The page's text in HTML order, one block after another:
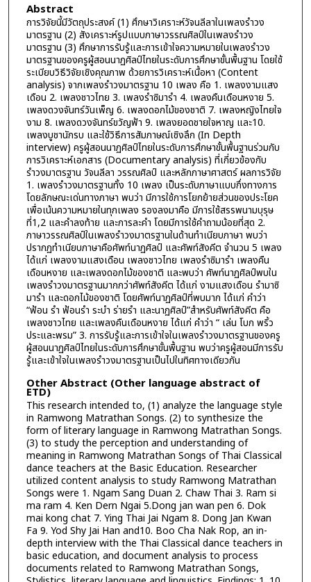
Abstract
การวิจัยนี้มีวัตถุประสงค์ (1) ศึกษาวิเคราะห์วัจนลีลาในเพลงรำวง
มาตรฐาน (2) สังเคราะห์รูปแบบภาษาวรรณศิลป์ในเพลงรำวง
มาตรฐาน (3) ศึกษาการรับรู้และการเข้าใจความหมายในเพลงรำวง
มาตรฐานของครูผู้สอนนาฏศิลป์ไทยในระดับการศึกษาขั้นพื้นฐาน โดยใช้
ระเบียบวิธีวิจัยเชิงคุณภาพ ด้วยการวิเคราะห์เนื้อหา (Content
analysis) จากเพลงรำวงมาตรฐาน 10 เพลง คือ 1. เพลงงามแสง
เดือน 2. เพลงชาวไทย 3. เพลงรำซิมารำ 4. เพลงคืนเดือนหงาย 5.
เพลงดวงจันทร์วันเพ็ญ 6. เพลงดอกไม้ของชาติ 7. เพลงหญิงไทยใจ
งาม 8. เพลงดวงจันทร์ขวัญฟ้า 9. เพลงยอดชายใจหาญ และ10.
เพลงบูชานักรบ และใช้วิธีการสัมภาษณ์เชิงลึก (In Depth
interview) ครูผู้สอนนาฏศิลป์ไทยในระดับการศึกษาขั้นพื้นฐานร่วมกับ
การวิเคราะห์เอกสาร (Documentary analysis) ที่เกี่ยวข้องกับ
รำวงมาตรฐาน วัจนลีลา วรรณศิลป์ และหลักภาษาศาสตร์ ผลการวิจัย
1. เพลงรำวงมาตรฐานทั้ง 10 เพลง เป็นระดับภาษาแบบกึ่งทางการ
โดยลักษณะเด่นทางภาษา พบว่า มีการใช้การโยกย้ายส่วนของประโยค
เพื่อเน้นความหมายในทุกเพลง รองลงมาคือ มีการใช้สรรพนามบุรุษ
ที่1,2 และคำลงท้าย และการละคำ โดยมีการใช้คำถามน้อยที่สุด 2.
ภาษาวรรณศิลป์ในเพลงรำวงมาตรฐานในด้านทำเนียบภาษา พบว่า
ปรากฏทำเนียบภาษาคือศัพท์นาฏศิลป์ และศัพท์สังคีต จำนวน 5 เพลง
ได้แก่ เพลงงามแสงเดือน เพลงชาวไทย เพลงรำซิมารำ เพลงคืน
เดือนหงาย และเพลงดอกไม้ของชาติ และพบว่า ศัพท์นาฏศิลป์พบใน
เพลงรำวงมาตรฐานมากกว่าศัพท์สังคีต ได้แก่ งามแสงเดือน รำมาซิ
มารำ และดอกไม้ของชาติ โดยศัพท์นาฏศิลป์ที่พบมาก ได้แก่ คำว่า
“ฟ้อน รำ ฟ้อนรำ ระบำ ร่ายรำ และนาฏศิลป์”สำหรับศัพท์สังคีต คือ
เพลงชาวไทย และเพลงคืนเดือนหงาย ได้แก่ คำว่า “ เล่น โบก พริ้ว
ประและพรม” 3. การรับรู้และการเข้าใจในเพลงรำวงมาตรฐานของครู
ผู้สอนนาฏศิลป์ไทยในระดับการศึกษาขั้นพื้นฐาน พบว่าครูผู้สอนมีการรับ
รู้และเข้าใจในเพลงรำวงมาตรฐานเป็นไปในทิศทางเดียวกัน
Other Abstract (Other language abstract of
ETD)
This research intended to, (1) analyze the language style
in Ramwong Matrathan Songs. (2) to synthesize the
form of literary language in Ramwong Matrathan Songs.
(3) to study the perception and understanding of
meaning in Ramwong Matrathan Songs of Thai Classical
dance teachers at the Basic Education. Researcher
utilized content analysis to study Ramwong Matrathan
Songs were 1. Ngam Sang Duan 2. Chaw Thai 3. Ram si
ma ram 4. Ken Dern Ngai 5.Dong jan wan pen 6. Dok
mai kong chat 7. Ying Thai Jai Ngam 8. Dong Jan Kwan
Fa 9. Yod Shy Jai Han and10. Boo Cha Nak Rop, an in-
depth interview with the Thai Classical dance teachers in
basic education, and document analysis to process
documents related to Ramwong Matrathan Songs,